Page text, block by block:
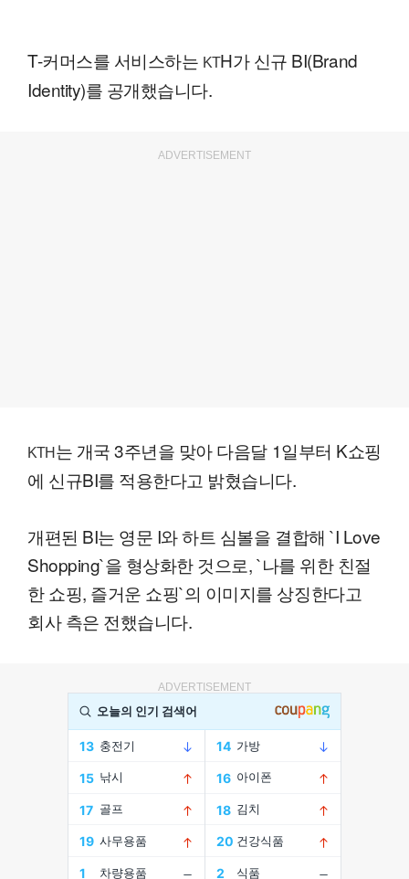
T-커머스를 서비스하는 KTH가 신규 BI(Brand
Identity)를 공개했습니다.
ADVERTISEMENT
KTH 는 개국 3주년을 맞아 다음달 1일부터 K쇼핑
에 신규BI를 적용한다고 밝혔습니다.
개편된 BI는 영문 I와 하트 심볼을 결합해 `I Love
Shopping`을 형상화한 것으로, `나를 위한 친절
한 쇼핑, 즐거운 쇼핑`의 이미지를 상징한다고
회사 측은 전했습니다.
ADVERTISEMENT